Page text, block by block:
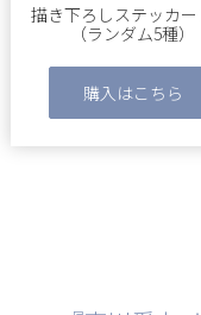
描き下ろしステッカー
（ランダム5種）
購入はこちら